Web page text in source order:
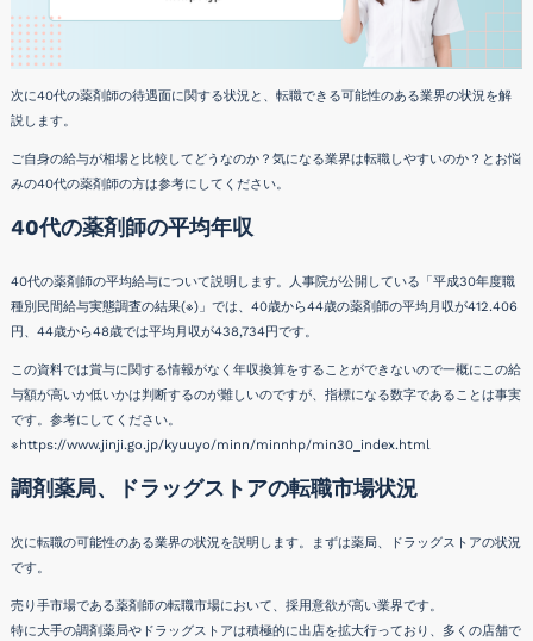
次に40代の薬剤師の待遇面に関する状況と、転職できる可能性のある業界の状況を解
説します。
ご自身の給与が相場と比較してどうなのか？気になる業界は転職しやすいのか？とお悩
みの40代の薬剤師の方は参考にしてください。
40代の薬剤師の平均年収
40代の薬剤師の平均給与について説明します。人事院が公開している「平成30年度職
種別民間給与実態調査の結果(※)」では、40歳から44歳の薬剤師の平均月収が412.406
円、44歳から48歳では平均月収が438,734円です。
この資料では賞与に関する情報がなく年収換算をすることができないので一概にこの給
与額が高いか低いかは判断するのが難しいのですが、指標になる数字であることは事実
です。参考にしてください。
※ https://www.jinji.go.jp/kyuuyo/minn/minnhp/min30_index.html
調剤薬局、ドラッグストアの転職市場状況
次に転職の可能性のある業界の状況を説明します。まずは薬局、ドラッグストアの状況
です。
売り手市場である薬剤師の転職市場において、採用意欲が高い業界です。
特に大手の調剤薬局やドラッグストアは積極的に出店を拡大行っており、多くの店舗で